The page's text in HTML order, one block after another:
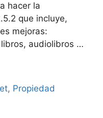
hacer la
que incluye,
mejoras:
audiolibros …
, Propiedad